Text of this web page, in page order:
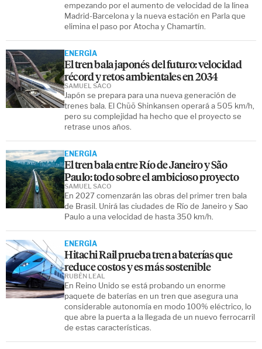
empezando por el aumento de velocidad de la línea
Madrid-Barcelona y la nueva estación en Parla que
elimina el paso por Atocha y Chamartín.
ENERGÍA
El tren bala japonés del futuro: velocidad
récord y retos ambientales en 2034
Japón se prepara para una nueva generación de
trenes bala. El Chūō Shinkansen operará a 505 km/h,
pero su complejidad ha hecho que el proyecto se
retrase unos años.
SAMUEL SACO
ENERGÍA
El tren bala entre Río de Janeiro y São
Paulo: todo sobre el ambicioso proyecto
En 2027 comenzarán las obras del primer tren bala
de Brasil. Unirá las ciudades de Río de Janeiro y Sao
Paulo a una velocidad de hasta 350 km/h.
SAMUEL SACO
ENERGÍA
Hitachi Rail prueba tren a baterías que
reduce costos y es más sostenible
En Reino Unido se está probando un enorme
paquete de baterías en un tren que asegura una
considerable autonomía en modo 100% eléctrico, lo
que abre la puerta a la llegada de un nuevo ferrocarril
de estas características.
RUBÉN LEAL